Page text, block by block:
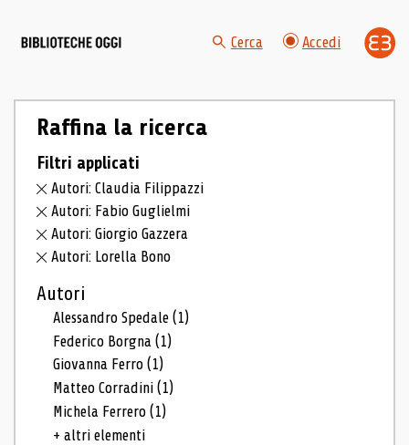
Cerca Accedi
Raffina la ricerca
Filtri applicati
Autori: Claudia Filippazzi
Autori: Fabio Guglielmi
Autori: Giorgio Gazzera
Autori: Lorella Bono
Autori
Alessandro Spedale(1)
Federico Borgna(1)
Giovanna Ferro(1)
Matteo Corradini(1)
Michela Ferrero(1)
+ altri elementi